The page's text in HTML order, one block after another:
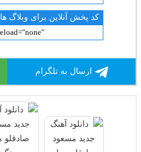
کد پخش آنلاین برای وبلاگ ها
ارسال به تلگرام